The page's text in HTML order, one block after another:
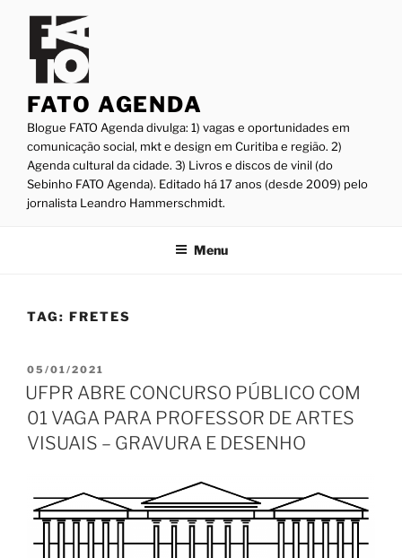
conteúdo
FATO AGENDA
Blogue FATO Agenda divulga: 1) vagas e oportunidades em
comunicação social, mkt e design em Curitiba e região. 2)
Agenda cultural da cidade. 3) Livros e discos de vinil (do
Sebinho FATO Agenda). Editado há 17 anos (desde 2009) pelo
jornalista Leandro Hammerschmidt.
Menu
TAG: FRETES
PUBLICADO
EM
05/01/2021
UFPR ABRE CONCURSO PÚBLICO COM
01 VAGA PARA PROFESSOR DE ARTES
VISUAIS – GRAVURA E DESENHO